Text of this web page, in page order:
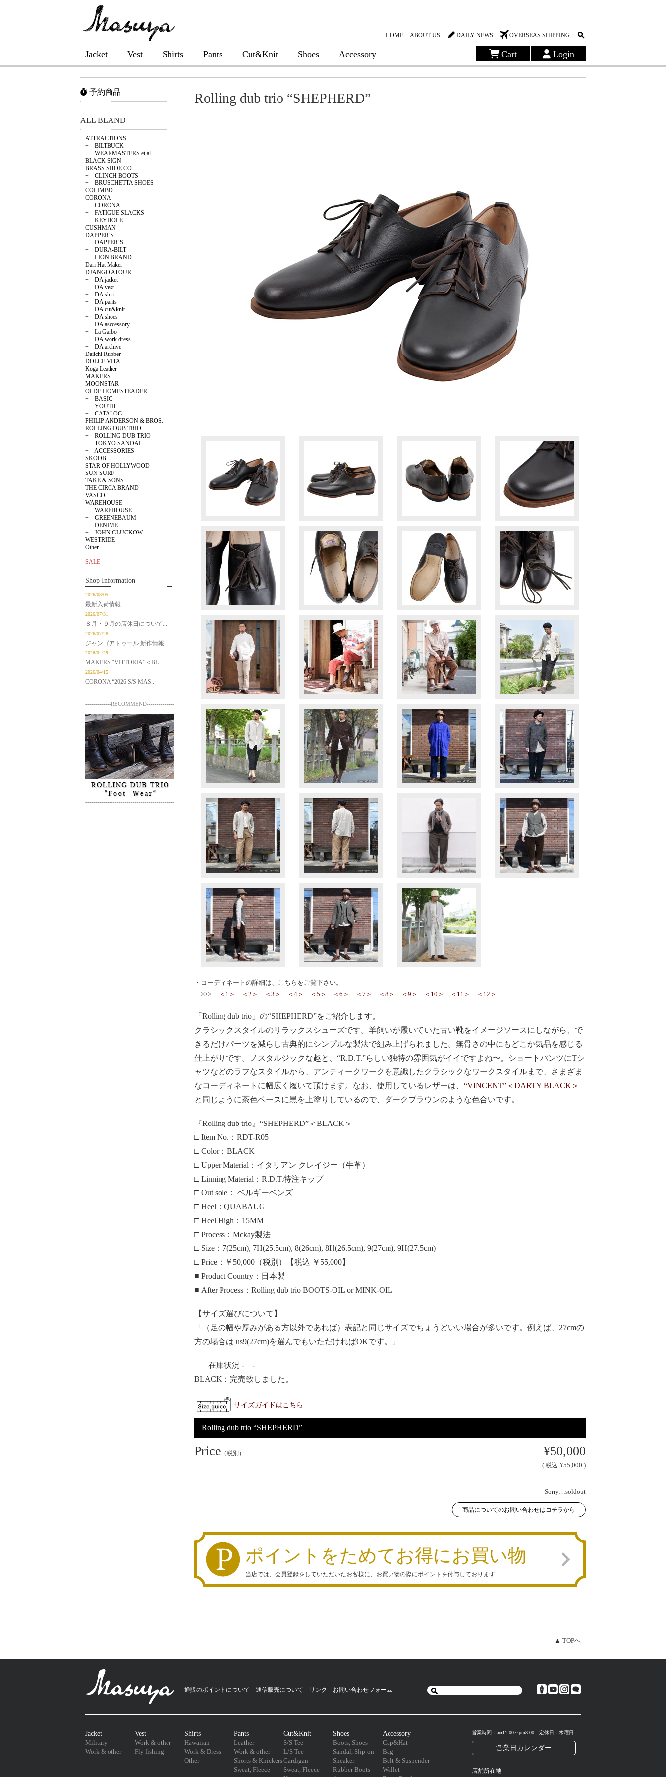
HOME ABOUT US DAILY NEWS OVERSEAS SHIPPING
Jacket Vest Shirts Pants Cut&Knit Shoes Accessory Cart Login
Rolling dub trio “SHEPHERD”
・コーディネートの詳細は、こちらをご覧下さい。
>>>
＜1＞ ＜2＞ ＜3＞ ＜4＞ ＜5＞ ＜6＞ ＜7＞ ＜8＞ ＜9＞ ＜10＞ ＜11＞ ＜12＞
「Rolling dub trio」の“SHEPHERD”をご紹介します。
クラシックスタイルのリラックスシューズです。羊飼いが履いていた古い靴をイメージソースにしながら、で
きるだけパーツを減らし古典的にシンプルな製法で組み上げられました。無骨さの中にもどこか気品を感じる
仕上がりです。ノスタルジックな趣と、“R.D.T.”らしい独特の雰囲気がイイですよね〜。ショートパンツにTシ
ャツなどのラフなスタイルから、アンティークワークを意識したクラシックなワークスタイルまで、さまざま
なコーディネートに幅広く履いて頂けます。なお、使用しているレザーは、 “VINCENT”＜DARTY BLACK＞
と同じように茶色ベースに黒を上塗りしているので、ダークブラウンのような色合いです。
『Rolling dub trio』“SHEPHERD”＜BLACK＞
□ Item No.：RDT-R05
□ Color：BLACK
□ Upper Material：イタリアン クレイジー（牛革）
□ Linning Material：R.D.T.特注キップ
□ Out sole： ベルギーベンズ
□ Heel：QUABAUG
□ Heel High：15MM
□ Process：Mckay製法
□ Size：7(25cm), 7H(25.5cm), 8(26cm), 8H(26.5cm), 9(27cm), 9H(27.5cm)
□ Price：￥50,000（税別）【税込 ￥55,000】
■ Product Country：日本製
■ After Process：Rolling dub trio BOOTS-OIL or MINK-OIL
【サイズ選びについて】
「（足の幅や厚みがある方以外であれば）表記と同じサイズでちょうどいい場合が多いです。例えば、27cmの
方の場合は us9(27cm)を選んでもいただければOKです。」
—– 在庫状況 -—-
BLACK：完売致しました。
サイズガイドはこちら
Rolling dub trio “SHEPHERD”
Price （税別） ¥50,000
( 税込 ¥55,000 )
Sorry…soldout
商品についてのお問い合わせはコチラから
ポイントをためてお得にお買い物
当店では、会員登録をしていただいたお客様に、お買い物の際にポイントを付与しております
予約商品
ALL BLAND
ATTRACTIONS
− BILTBUCK
− WEARMASTERS et al
BLACK SIGN
BRASS SHOE CO.
− CLINCH BOOTS
− BRUSCHETTA SHOES
COLIMBO
CORONA
− CORONA
− FATIGUE SLACKS
− KEYHOLE
CUSHMAN
DAPPER’S
− DAPPER’S
− DURA-BILT
− LION BRAND
Dari Hat Maker
DJANGO ATOUR
− DA jacket
− DA vest
− DA shirt
− DA pants
− DA cut&knit
− DA shoes
− DA asccessory
− La Garbo
− DA work dress
− DA archive
Daiichi Rubber
DOLCE VITA
Koga Leather
MAKERS
MOONSTAR
OLDE HOMESTEADER
− BASIC
− YOUTH
− CATALOG
PHILIP ANDERSON & BROS.
ROLLING DUB TRIO
− ROLLING DUB TRIO
− TOKYO SANDAL
− ACCESSORIES
SKOOB
STAR OF HOLLYWOOD
SUN SURF
TAKE & SONS
THE CIRCA BRAND
VASCO
WAREHOUSE
− WAREHOUSE
− GREENEBAUM
− DENIME
− JOHN GLUCKOW
WESTRIDE
Other…
SALE
Shop Information
2026/08/05
最新入荷情報...
2026/07/31
８月・９月の店休日について...
2026/07/28
ジャンゴアトゥール 新作情報...
2026/04/29
MAKERS “VITTORIA”＜BL...
2026/04/15
CORONA “2026 S/S MAS...
-------------RECOMMEND--------------
---------------------------------------------
--
▲ TOPへ
通販のポイントについて 通信販売について リンク お問い合わせフォーム
Jacket
Military
Work & other
Vest
Work & other
Fly fishing
Shirts
Hawaiian
Work & Dress
Other
Pants
Leather
Work & other
Shorts & Knickers
Sweat, Fleece
Cut&Knit
S/S Tee
L/S Tee
Cardigan
Sweat, Fleece
Shoes
Boots, Shoes
Sandal, Slip-on
Sneaker
Rubber Boots
Accessory
Cap&Hat
Bag
Belt & Suspender
Wallet
営業時間：am11:00～pm8:00 定休日：木曜日
営業日カレンダー
店舗所在地